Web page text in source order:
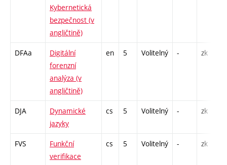
Kybernetická
bezpečnost (v
angličtině)
DFAa
Digitální
forenzní
analýza (v
angličtině)
en 5 Volitelný - zk
DJA
Dynamické
jazyky
cs 5 Volitelný - zk
FVS
Funkční
verifikace
cs 5 Volitelný - zk